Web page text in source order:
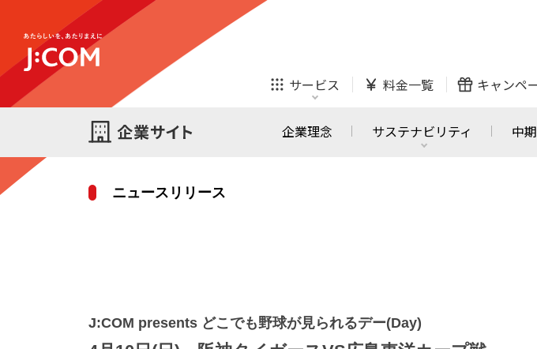
サービス 料金一覧 キャンペ
J:COM STREAM えんかくサポート
おうちサポート
テレビ
ほけん ローン 防犯カメラ
企業理念 サステナビリティ 中
ニュースリリース
J:COM presents どこでも野球が見られるデー(Day)